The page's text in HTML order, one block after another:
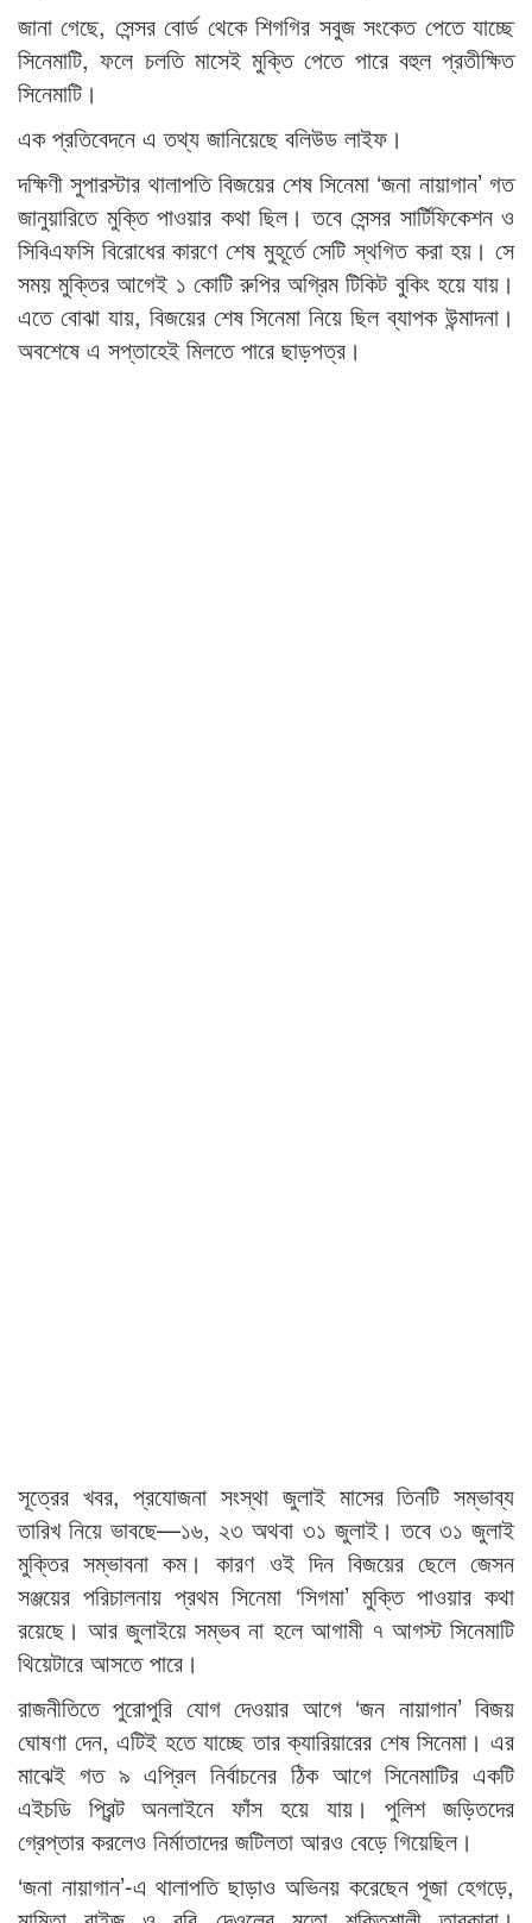
জানা গেছে, সেন্সর বোর্ড থেকে শিগগির সবুজ সংকেত পেতে যাচ্ছে
সিনেমাটি, ফলে চলতি মাসেই মুক্তি পেতে পারে বহুল প্রতীক্ষিত
সিনেমাটি।
এক প্রতিবেদনে এ তথ্য জানিয়েছে বলিউড লাইফ।
দক্ষিণী সুপারস্টার থালাপতি বিজয়ের শেষ সিনেমা ‘জনা নায়াগান’ গত
জানুয়ারিতে মুক্তি পাওয়ার কথা ছিল। তবে সেন্সর সার্টিফিকেশন ও
সিবিএফসি বিরোধের কারণে শেষ মুহূর্তে সেটি স্থগিত করা হয়। সে
সময় মুক্তির আগেই ১ কোটি রুপির অগ্রিম টিকিট বুকিং হয়ে যায়।
এতে বোঝা যায়, বিজয়ের শেষ সিনেমা নিয়ে ছিল ব্যাপক উন্মাদনা।
অবশেষে এ সপ্তাহেই মিলতে পারে ছাড়পত্র।
সূত্রের খবর, প্রযোজনা সংস্থা জুলাই মাসের তিনটি সম্ভাব্য
তারিখ নিয়ে ভাবছে—১৬, ২৩ অথবা ৩১ জুলাই। তবে ৩১ জুলাই
মুক্তির সম্ভাবনা কম। কারণ ওই দিন বিজয়ের ছেলে জেসন
সঞ্জয়ের পরিচালনায় প্রথম সিনেমা ‘সিগমা’ মুক্তি পাওয়ার কথা
রয়েছে। আর জুলাইয়ে সম্ভব না হলে আগামী ৭ আগস্ট সিনেমাটি
থিয়েটারে আসতে পারে।
রাজনীতিতে পুরোপুরি যোগ দেওয়ার আগে ‘জন নায়াগান’ বিজয়
ঘোষণা দেন, এটিই হতে যাচ্ছে তার ক্যারিয়ারের শেষ সিনেমা। এর
মাঝেই গত ৯ এপ্রিল নির্বাচনের ঠিক আগে সিনেমাটির একটি
এইচডি প্রিন্ট অনলাইনে ফাঁস হয়ে যায়। পুলিশ জড়িতদের
গ্রেপ্তার করলেও নির্মাতাদের জটিলতা আরও বেড়ে গিয়েছিল।
‘জনা নায়াগান’-এ থালাপতি ছাড়াও অভিনয় করেছেন পূজা হেগড়ে,